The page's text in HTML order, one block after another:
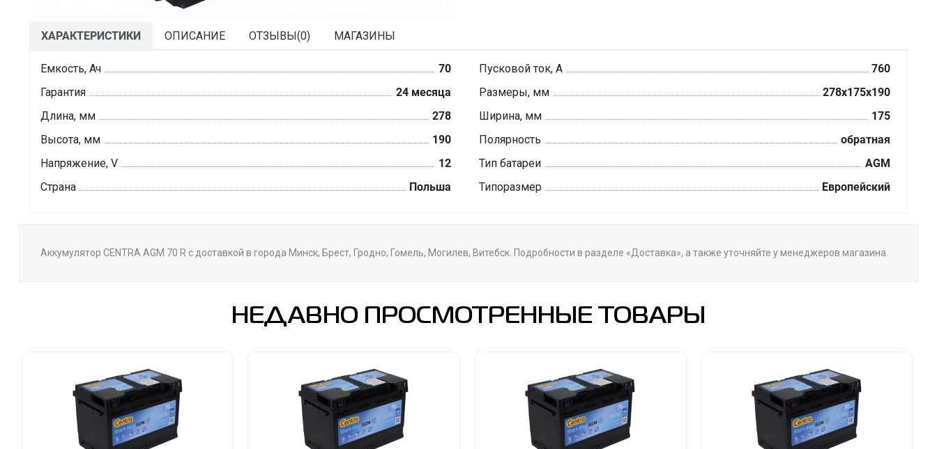
ХАРАКТЕРИСТИКИ ОПИСАНИЕ ОТЗЫВЫ(0) МАГАЗИНЫ
Емкость, Ач 70 Пусковой ток, А
760
Гарантия
24 месяца Размеры, мм
278x175x190
Длина, мм
278 Ширина, мм
175
Высота, мм
190 Полярность
обратная
Напряжение, V
12 Тип батареи
AGM
Страна
Польша Типоразмер Европейский
Аккумулятор CENTRA AGM 70 R с доставкой в города Минск, Брест, Гродно, Гомель, Могилев, Витебск. Подробности в разделе «Доставка», а также уточняйте у менеджеров магазина.
НЕДАВНО ПРОСМОТРЕННЫЕ ТОВАРЫ